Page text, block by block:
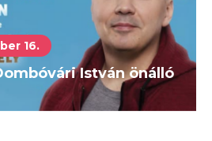
16.
István önálló